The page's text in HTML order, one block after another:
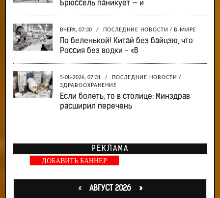
Брюссель паникует — и
ВЧЕРА, 07:30 / ПОСЛЕДНИЕ НОВОСТИ / В МИРЕ
По беленькой! Китай без байцзю, что
Россия без водки - «В
5-08-2026, 07:31 / ПОСЛЕДНИЕ НОВОСТИ /
ЗДРАВООХРАНЕНИЕ
Если болеть, то в столице: Минздрав
расширил перечень
РЕКЛАМА
ДОБАВИТЬ БАННЕР
«АВГУСТ 2026 »